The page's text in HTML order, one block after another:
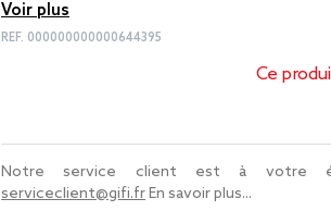
Voir plus
REF. 000000000000644395
Ce
Notre service client est à votre
serviceclient@gifi.frEn savoir plus...